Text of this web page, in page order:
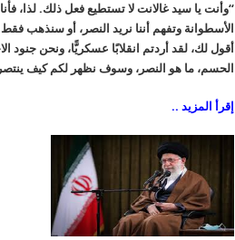
“وأنت يا سيد غالانت لا تستطيع فعل ذلك. لذا،
الأسطوانة وتفهم أننا نريد النصر، أو سنذهب
أقول لك، لقد أردتم انقلابًا عسكريًّا، ونحن جنود
الحسم، ما هو النصر، وسوف نظهر لكم كيف
إقرأ المزيد ..